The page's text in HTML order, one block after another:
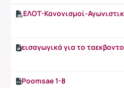
εισαγωγικά για το ταεκβοντο
Poomsae 1-8